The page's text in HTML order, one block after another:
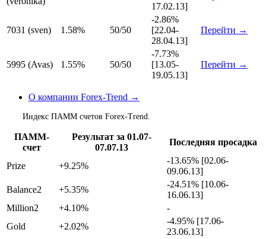
17.02.13]
7031 (sven) 1.58% 50/50
-2.86%
[22.04-
28.04.13]
Перейти →
5995 (Avas) 1.55% 50/50
-7.73%
[13.05-
19.05.13]
Перейти →
О компании Forex-Trend →
Индекс ПАММ счетов Forex-Trend.
ПАММ-
счет
Результат за 01.07-
07.07.13
Последняя просадка
Prize +9.25%
-13.65% [02.06-
09.06.13]
Balance2
+5.35%
-24.51% [10.06-
16.06.13]
Million2
+4.10%
-
Gold
+2.02%
-4.95% [17.06-
23.06.13]